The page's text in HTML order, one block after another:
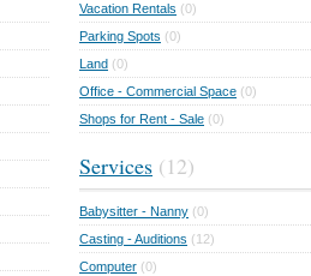
Vacation Rentals (0)
Parking Spots (0)
Land (0)
Office - Commercial Space (0)
Shops for Rent - Sale (0)
Services (12)
Babysitter - Nanny (0)
Casting - Auditions (12)
Computer (0)